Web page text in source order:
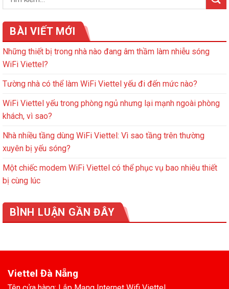
BÀI VIẾT MỚI
Những thiết bị trong nhà nào đang âm thầm làm nhiễu sóng
WiFi Viettel?
Tường nhà có thể làm WiFi Viettel yếu đi đến mức nào?
WiFi Viettel yếu trong phòng ngủ nhưng lại mạnh ngoài phòng
khách, vì sao?
Nhà nhiều tầng dùng WiFi Viettel: Vì sao tầng trên thường
xuyên bị yếu sóng?
Một chiếc modem WiFi Viettel có thể phục vụ bao nhiêu thiết
bị cùng lúc
BÌNH LUẬN GẦN ĐÂY
Viettel Đà Nẵng